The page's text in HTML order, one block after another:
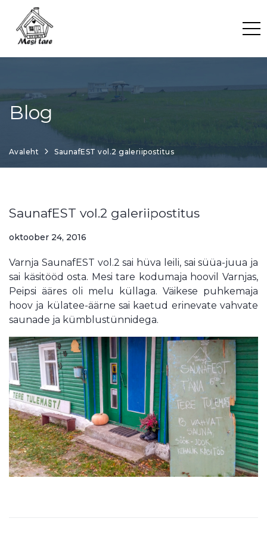
content
Blog
Avaleht SaunafEST vol.2 galeriipostitus
SaunafEST vol.2 galeriipostitus
oktoober 24, 2016
Varnja SaunafEST vol.2 sai hüva leili, sai süüa-juua ja
sai käsitööd osta. Mesi tare kodumaja hoovil Varnjas,
Peipsi ääres oli melu küllaga. Väikese puhkemaja
hoov ja külatee-äärne sai kaetud erinevate vahvate
saunade ja kümblustünnidega.